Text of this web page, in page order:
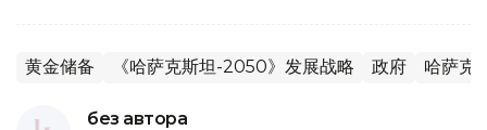
黄金储备 《哈萨克斯坦-2050》发展战略 政府 哈萨克
без автора